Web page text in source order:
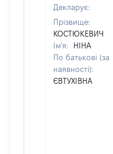
Декларує:
Прізвище:
КОСТЮКЕВИЧ
Ім'я:
НІНА
По батькові (за
наявності):
ЄВТУХІВНА